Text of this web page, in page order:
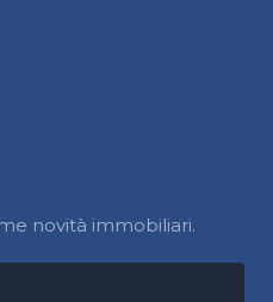
novità immobiliari.